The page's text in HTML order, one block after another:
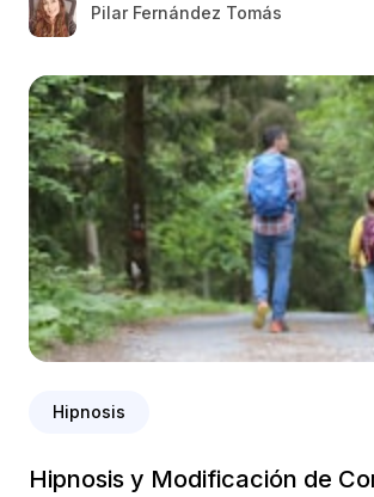
Pilar Fernández Tomás
Hipnosis
Hipnosis y Modificación de